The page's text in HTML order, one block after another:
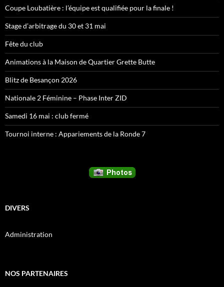
Coupe Loubatière : l’équipe est qualifiée pour la finale !
Stage d’arbitrage du 30 et 31 mai
Fête du club
Animations à la Maison de Quartier Grette Butte
Blitz de Besançon 2026
Nationale 2 Féminine – Phase Inter ZID
Samedi 16 mai : club fermé
Tournoi interne : Appariements de la Ronde 7
DIVERS
Administration
NOS PARTENAIRES